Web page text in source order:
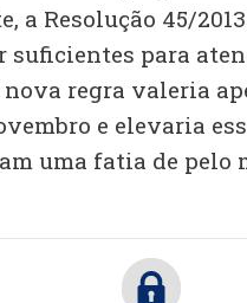
a Resolução 45/
suficientes para
nova regra valeria
e elevaria
uma fatia de pelo